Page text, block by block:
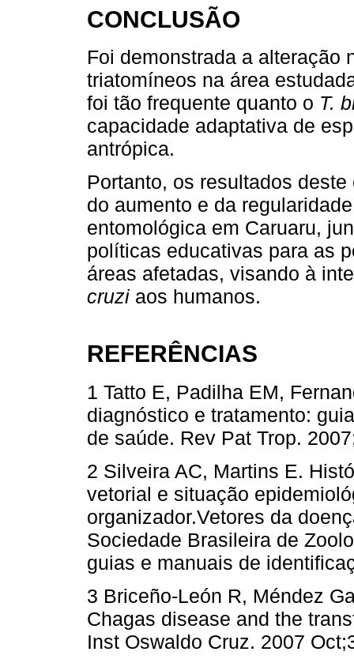
CONCLUSÃO
Foi demonstrada a alteração
triatomíneos na área
foi tão frequente quanto o T.
capacidade adaptativa de
antrópica.
Portanto, os resultados
do aumento e da
entomológica em Caruaru,
políticas educativas para as
áreas afetadas, visando à
cruzi aos humanos.
REFERÊNCIAS
1 Tatto E, Padilha EM,
diagnóstico e tratamento:
de saúde. Rev Pat Trop.
2 Silveira AC, Martins E.
vetorial e situação
organizador.Vetores da
Sociedade Brasileira de
guias e manuais de
3 Briceño-León R, Méndez
Chagas disease and the
Inst Oswaldo Cruz. 2007